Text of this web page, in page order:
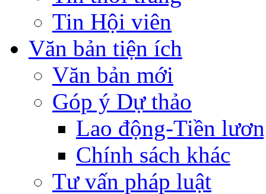
Tin Hội viên
Văn bản tiện ích
Văn bản mới
Góp ý Dự thảo
Lao động-Tiền
Chính sách khác
Tư vấn pháp luật